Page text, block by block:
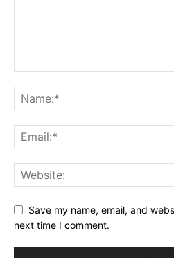
Save my name, email, and
next time I comment.